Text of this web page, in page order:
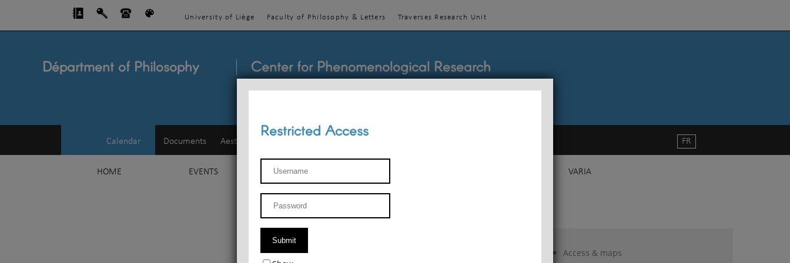
University of Liège Faculty of Philosophy & Letters Traverses Research Unit
Départment of Philosophy Center for Phenomenological Research
Calendar Documents Aesthetics
HOME EVENTS TEACHINGS VARIA
FR
Access & maps
Restricted Access